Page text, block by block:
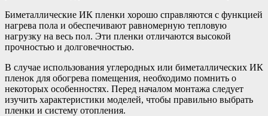
Биметаллические ИК пленки хорошо справляются с функцией
нагрева пола и обеспечивают равномерную тепловую
нагрузку на весь пол. Эти пленки отличаются высокой
прочностью и долговечностью.
В случае использования углеродных или биметаллических ИК
пленок для обогрева помещения, необходимо помнить о
некоторых особенностях. Перед началом монтажа следует
изучить характеристики моделей, чтобы правильно выбрать
пленки и систему отопления.